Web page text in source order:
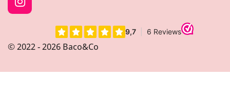
I
n
a
r
© 2022 - 2026 Baco&Co